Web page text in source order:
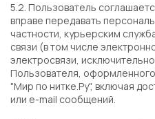
5.2. Пользователь
вправе передавать
частности, курьерским
связи (в том числе
электросвязи,
Пользователя,
"Мир по нитке.Ру", включая
или e-mail сообщений.